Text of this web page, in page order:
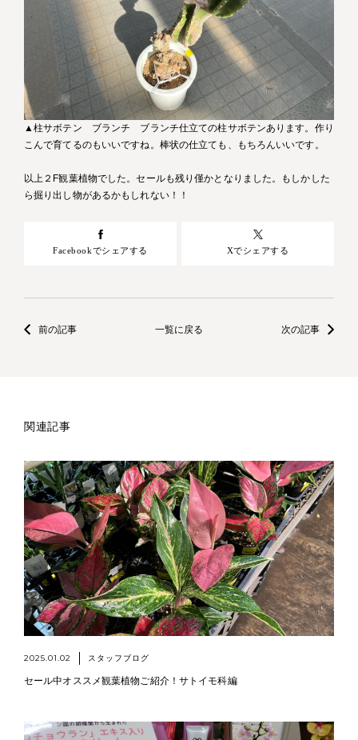
▲柱サボテン ブランチ ブランチ仕立ての柱サボテンあります。作り
こんで育てるのもいいですね。棒状の仕立ても、もちろんいいです。
以上２F観葉植物でした。セールも残り僅かとなりました。もしかした
ら掘り出し物があるかもしれない！！
Facebookでシェアする Xでシェアする
前の記事 一覧に戻る 次の記事
関連記事
2025.01.02 スタッフブログ
セール中オススメ観葉植物ご紹介！サトイモ科編